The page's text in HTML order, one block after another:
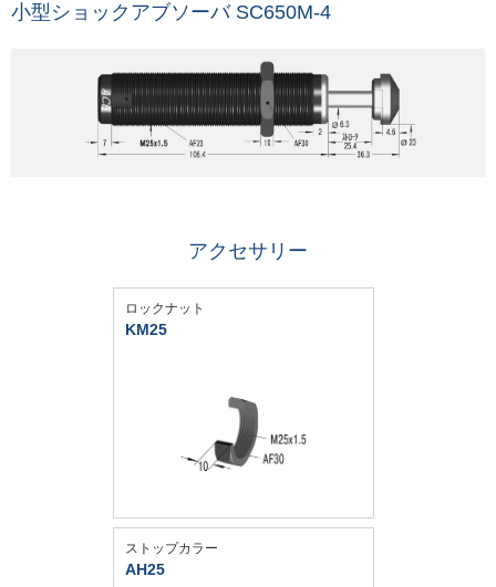
小型ショックアブソーバ SC650M-4
アクセサリー
ロックナット
KM25
ストップカラー
AH25